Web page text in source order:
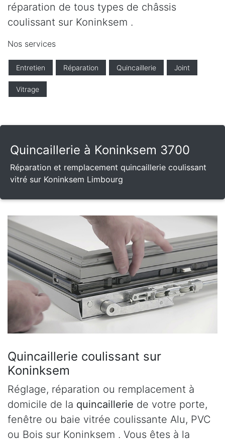
réparation de tous types de châssis
coulissant sur Koninksem .
Nos services
Entretien Réparation Quincaillerie Joint
Vitrage
Quincaillerie à Koninksem 3700
Réparation et remplacement quincaillerie coulissant
vitré sur Koninksem Limbourg
Quincaillerie coulissant sur
Koninksem
Réglage, réparation ou remplacement à
domicile de la quincaillerie de votre porte,
fenêtre ou baie vitrée coulissante Alu, PVC
ou Bois sur Koninksem . Vous êtes à la